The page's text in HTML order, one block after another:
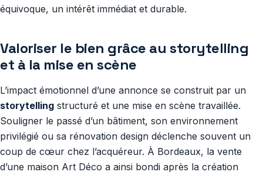
équivoque, un intérêt immédiat et durable.
Valoriser le bien grâce au storytelling
et à la mise en scène
L’impact émotionnel d’une annonce se construit par un
storytelling structuré et une mise en scène travaillée.
Souligner le passé d’un bâtiment, son environnement
privilégié ou sa rénovation design déclenche souvent un
coup de cœur chez l’acquéreur. À Bordeaux, la vente
d’une maison Art Déco a ainsi bondi après la création